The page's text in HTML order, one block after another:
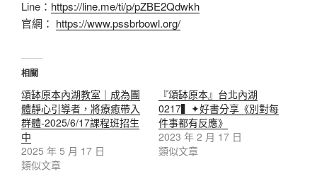
Line： https://line.me/ti/p/pZBE2Qdwkh
官網： https://www.pssbrbowl.org/
相關
頌缽原本內湖教室｜成為團
體靜心引導者，將療癒帶入
群體-2025/6/17課程班招生
中
2025 年 5 月 17 日
類似文章
『頌缽原本』台北內湖
0217▍✦好書分享《別對每
件事都有反應》
2023 年 2 月 17 日
類似文章